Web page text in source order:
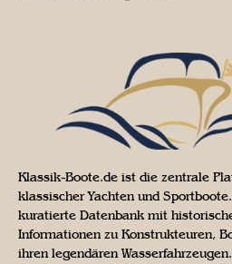
Klassik-Boote.de ist die zentrale
klassischer Yachten und
kuratierte Datenbank mit
Informationen zu Konstrukteuren,
ihren legendären